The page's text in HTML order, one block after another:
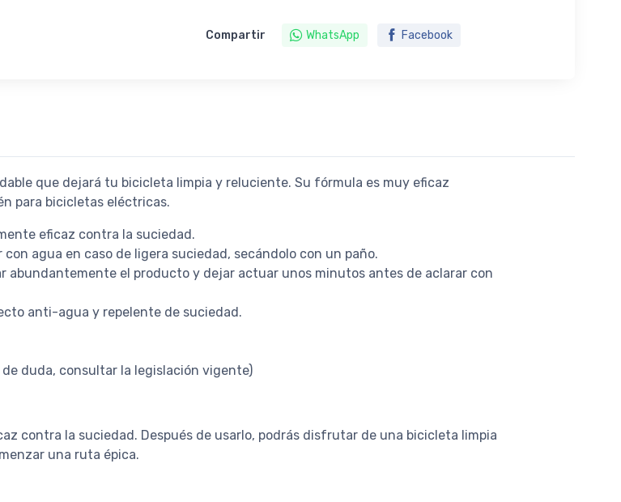
Compartir WhatsApp Facebook
que dejará tu bicicleta limpia y reluciente. Su fórmula es muy eficaz
para bicicletas eléctricas.
eficaz contra la suciedad.
agua en caso de ligera suciedad, secándolo con un paño.
abundantemente el producto y dejar actuar unos minutos antes de aclarar con
anti-agua y repelente de suciedad.
duda, consultar la legislación vigente)
contra la suciedad. Después de usarlo, podrás disfrutar de una bicicleta limpia
una ruta épica.